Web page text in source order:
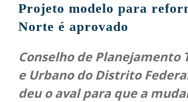
Projeto modelo para
Norte é aprovado
Conselho de Planejamento
e Urbano do Distrito
deu o aval para que a